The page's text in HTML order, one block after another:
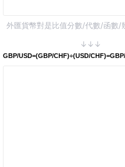
外匯貨幣對是比值分數/代數/函數/
↓↓↓
GBP/USD=(GBP/CHF)÷(USD/